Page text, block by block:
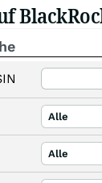
Alle
Alle